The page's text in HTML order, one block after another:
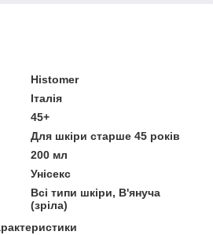
Histomer
Італія
45+
Для шкіри старше 45 років
200 мл
Унісекс
Всі типи шкіри, В'януча
(зріла)